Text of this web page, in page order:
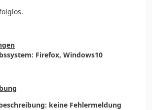
Firefox, Windows10
keine Fehlermeldung